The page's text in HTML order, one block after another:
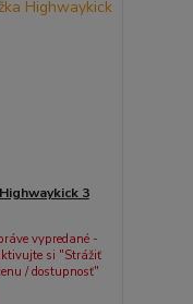
3
vypredané -
si "Strážiť
/ dostupnosť"